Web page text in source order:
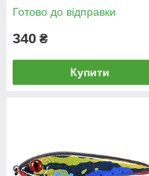
Готово до відправки
340 ₴
Купити